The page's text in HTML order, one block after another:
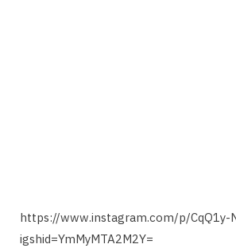
https://www.instagram.com/p/CqQ1y-
igshid=YmMyMTA2M2Y=